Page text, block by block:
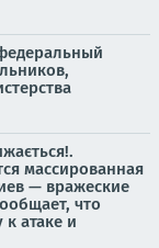
массированная
— вражеские
что
к атаке и